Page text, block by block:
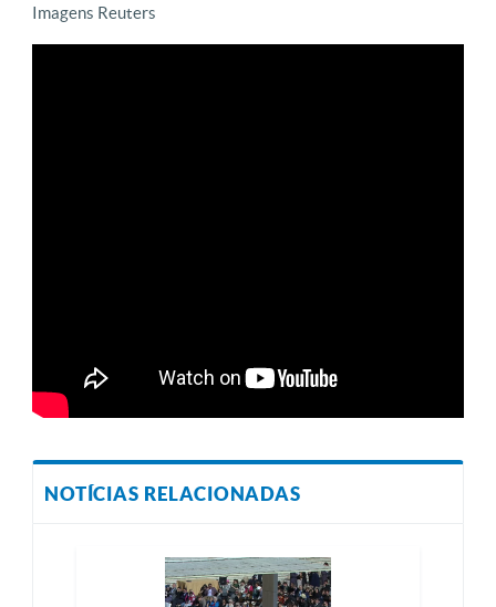
Imagens Reuters
NOTÍCIAS RELACIONADAS